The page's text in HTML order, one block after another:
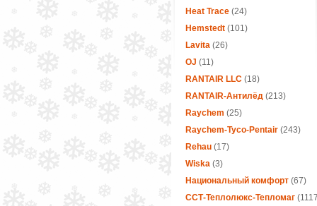
Heat Trace(24)
Hemstedt(101)
Lavita(26)
OJ (11)
RANTAIR LLC(18)
RANTAIR-Антилёд(213)
Raychem (25)
Raychem-Tyco-Pentair (243)
Rehau(17)
Wiska(3)
Национальный комфорт(67)
ССТ-Теплолюкс-Тепломаг